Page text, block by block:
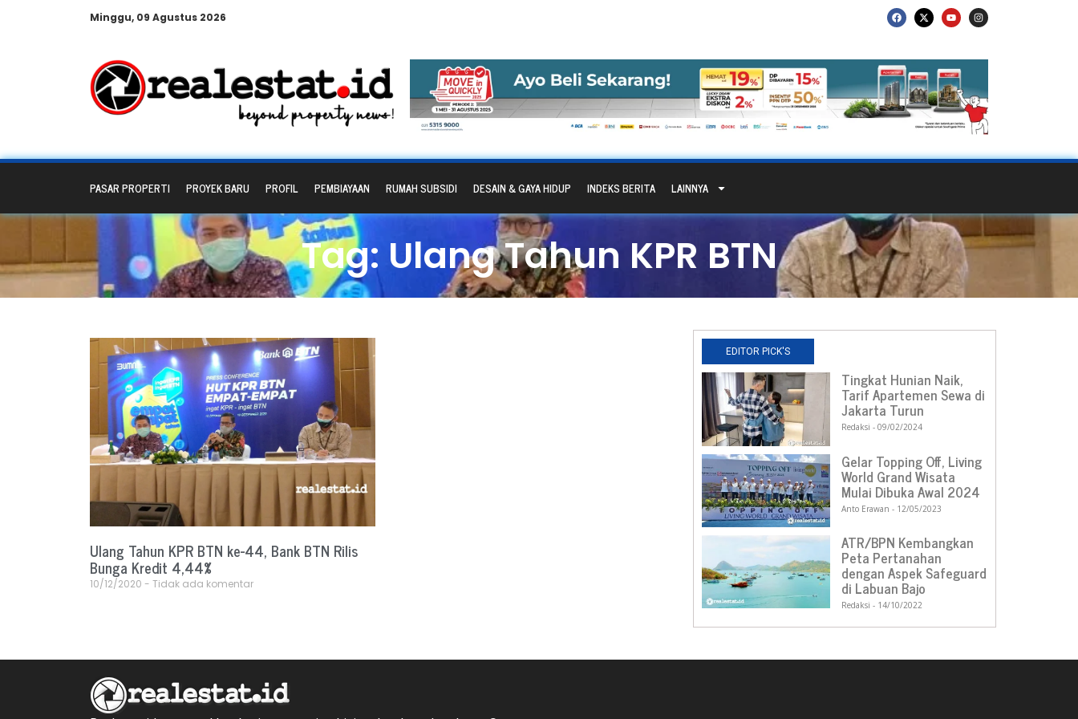
Minggu, 09 Agustus 2026
PASAR PROPERTI PROYEK BARU PROFIL PEMBIAYAAN RUMAH SUBSIDI DESAIN & GAYA HIDUP INDEKS BERITA LAINNYA
Tag: Ulang Tahun KPR BTN
Ulang Tahun KPR BTN ke-44, Bank BTN Rilis
Bunga Kredit 4,44%
10/12/2020 Tidak ada komentar
EDITOR PICK'S
Tingkat Hunian Naik,
Tarif Apartemen Sewa di
Jakarta Turun
Redaksi 09/02/2024
Gelar Topping Off, Living
World Grand Wisata
Mulai Dibuka Awal 2024
Anto Erawan 12/05/2023
ATR/BPN Kembangkan
Peta Pertanahan
dengan Aspek Safeguard
di Labuan Bajo
Redaksi 14/10/2022